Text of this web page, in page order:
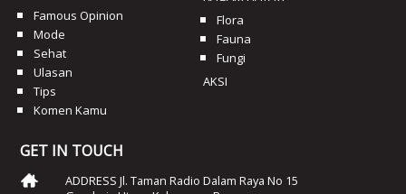
Famous Opinion
Mode
Sehat
Ulasan
Tips
Komen Kamu
Flora
Fauna
Fungi
AKSI
GET IN TOUCH
ADDRESS Jl. Taman Radio Dalam Raya No 15